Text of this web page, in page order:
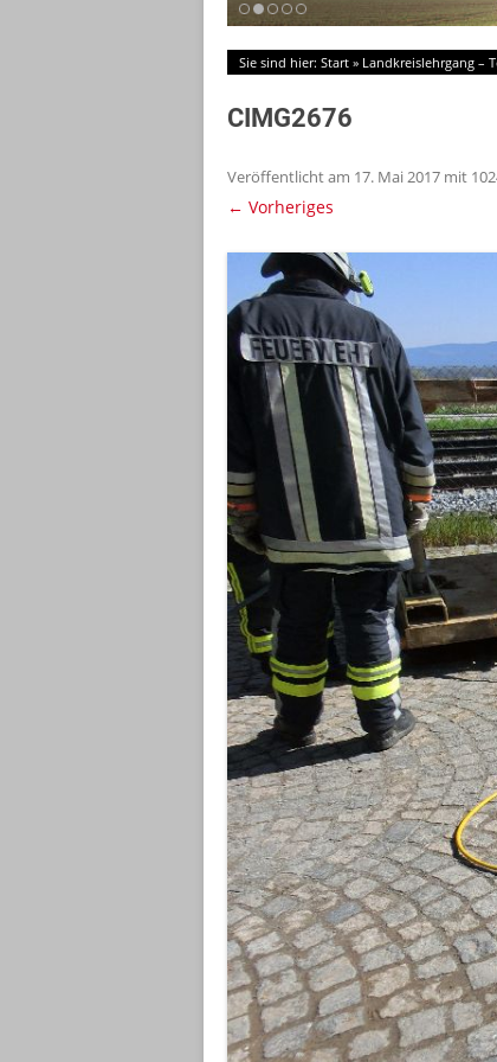
Sie sind hier: Start » Landkreislehrgang –
CIMG2676
Veröffentlicht am 17. Mai 2017 mit
← Vorheriges